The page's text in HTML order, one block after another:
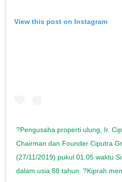
View this post on Instagram
?Pengusaha properti ulung, Ir.
Chairman dan Founder Ciputra
(27/11/2019) pukul 01.05 waktu
dalam usia 88 tahun. ?Kiprah